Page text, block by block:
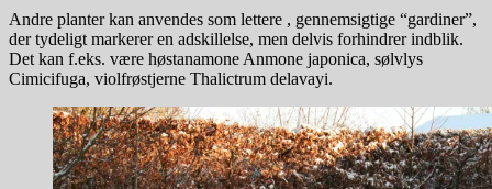
Andre planter kan anvendes som lettere , gennemsigtige “gardiner”,
der tydeligt markerer en adskillelse, men delvis forhindrer indblik.
Det kan f.eks. være høstanamone Anmone japonica, sølvlys
Cimicifuga, violfrøstjerne Thalictrum delavayi.